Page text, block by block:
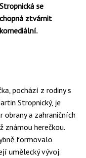
Stropnická se
ztvárnit
pochází z rodiny s
Stropnický, je
obrany a zahraničních
známou herečkou.
formovalo
umělecký vývoj.